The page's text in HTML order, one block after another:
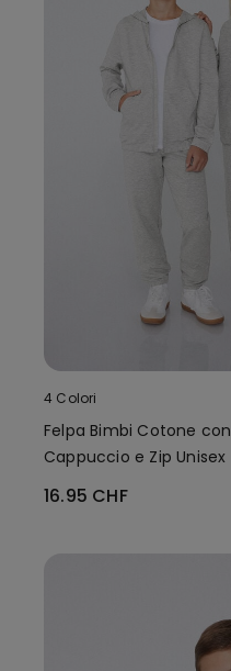
4 Colori
Felpa Bimbi Cotone con
Cappuccio e Zip Unisex
16.95 CHF